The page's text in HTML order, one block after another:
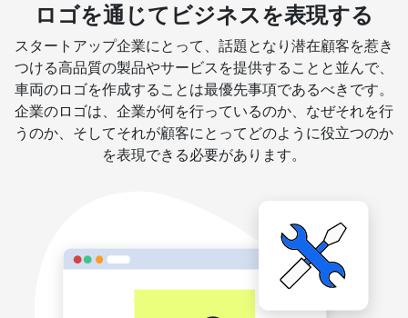
ロゴを通じてビジネスを表現する
スタートアップ企業にとって、話題となり潜在顧客を惹き
つける高品質の製品やサービスを提供することと並んで、
車両のロゴを作成することは最優先事項であるべきです。
企業のロゴは、企業が何を行っているのか、なぜそれを行
うのか、そしてそれが顧客にとってどのように役立つのか
を表現できる必要があります。